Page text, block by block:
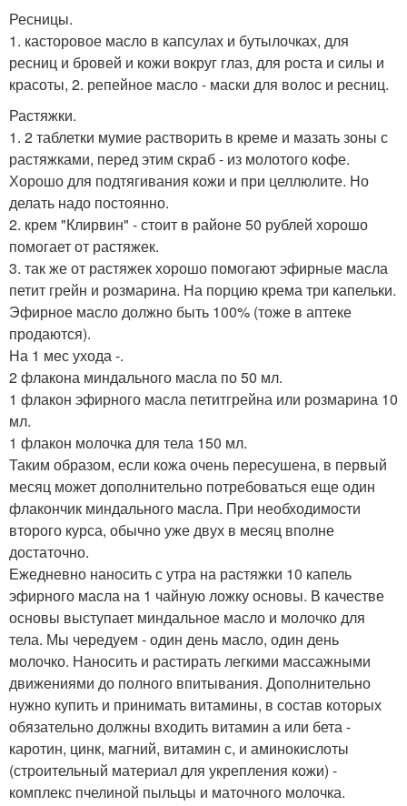
Ресницы.
1. касторовое масло в капсулах и бутылочках, для
ресниц и бровей и кожи вокруг глаз, для роста и силы и
красоты, 2. репейное масло - маски для волос и ресниц.
Растяжки.
1. 2 таблетки мумие растворить в креме и мазать зоны с
растяжками, перед этим скраб - из молотого кофе.
Хорошо для подтягивания кожи и при целлюлите. Но
делать надо постоянно.
2. крем "Клирвин" - стоит в районе 50 рублей хорошо
помогает от растяжек.
3. так же от растяжек хорошо помогают эфирные масла
петит грейн и розмарина. На порцию крема три капельки.
Эфирное масло должно быть 100% (тоже в аптеке
продаются).
На 1 мес ухода -.
2 флакона миндального масла по 50 мл.
1 флакон эфирного масла петитгрейна или розмарина 10
мл.
1 флакон молочка для тела 150 мл.
Таким образом, если кожа очень пересушена, в первый
месяц может дополнительно потребоваться еще один
флакончик миндального масла. При необходимости
второго курса, обычно уже двух в месяц вполне
достаточно.
Ежедневно наносить с утра на растяжки 10 капель
эфирного масла на 1 чайную ложку основы. В качестве
основы выступает миндальное масло и молочко для
тела. Мы чередуем - один день масло, один день
молочко. Наносить и растирать легкими массажными
движениями до полного впитывания. Дополнительно
нужно купить и принимать витамины, в состав которых
обязательно должны входить витамин а или бета -
каротин, цинк, магний, витамин с, и аминокислоты
(строительный материал для укрепления кожи) -
комплекс пчелиной пыльцы и маточного молочка.